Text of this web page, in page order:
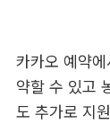
카카오 예약
약할 수 있고
도 추가로 지